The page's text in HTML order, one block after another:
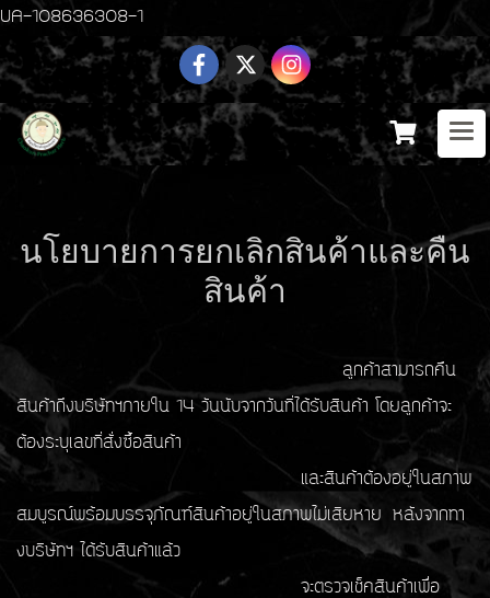
UA-108636308-1
นโยบายการยกเลิกสินค้าและคืน
สินค้า
ลูกค้าสามารถคืน
สินค้าถึงบริษัทฯภายใน 14 วันนับจากวันที่ได้รับสินค้า โดยลูกค้าจะ
ต้องระบุเลขที่สั่งซื้อสินค้า
และสินค้าต้องอยู่ในสภาพ
สมบูรณ์พร้อมบรรจุภัณฑ์สินค้าอยู่ในสภาพไม่เสียหาย หลังจากทา
งบริษัทฯ ได้รับสินค้าแล้ว
จะตรวจเช็คสินค้าเพื่อ